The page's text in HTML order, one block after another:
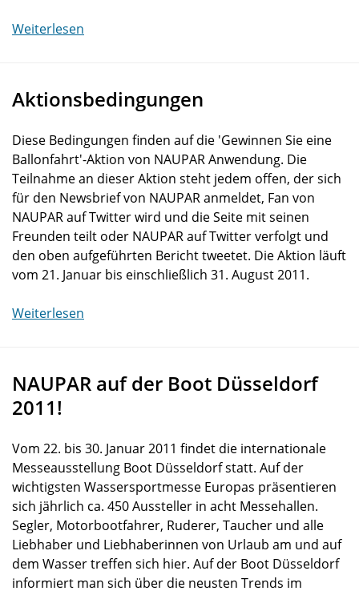
Weiterlesen
Aktionsbedingungen
Diese Bedingungen finden auf die 'Gewinnen Sie eine
Ballonfahrt'-Aktion von NAUPAR Anwendung. Die
Teilnahme an dieser Aktion steht jedem offen, der sich
für den Newsbrief von NAUPAR anmeldet, Fan von
NAUPAR auf Twitter wird und die Seite mit seinen
Freunden teilt oder NAUPAR auf Twitter verfolgt und
den oben aufgeführten Bericht tweetet. Die Aktion läuft
vom 21. Januar bis einschließlich 31. August 2011.
Weiterlesen
NAUPAR auf der Boot Düsseldorf
2011!
Vom 22. bis 30. Januar 2011 findet die internationale
Messeausstellung Boot Düsseldorf statt. Auf der
wichtigsten Wassersportmesse Europas präsentieren
sich jährlich ca. 450 Aussteller in acht Messehallen.
Segler, Motorbootfahrer, Ruderer, Taucher und alle
Liebhaber und Liebhaberinnen von Urlaub am und auf
dem Wasser treffen sich hier. Auf der Boot Düsseldorf
informiert man sich über die neusten Trends im